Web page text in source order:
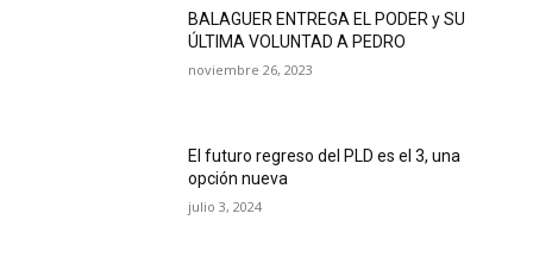
BALAGUER ENTREGA EL PODER y SU
ÚLTIMA VOLUNTAD A PEDRO
noviembre 26, 2023
El futuro regreso del PLD es el 3, una
opción nueva
julio 3, 2024